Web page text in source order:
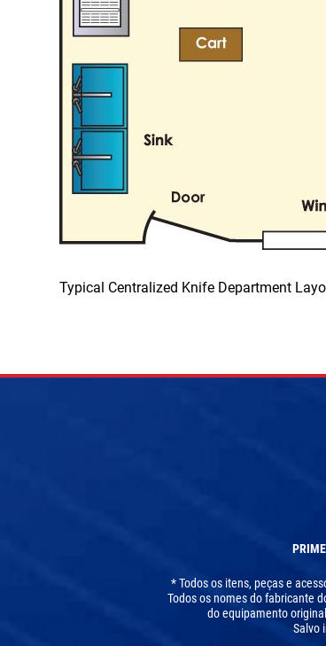
Typical Centralized Knife Department
* Todos os itens, peças e
Todos os nomes do fabricante
do equipamento
Salvo